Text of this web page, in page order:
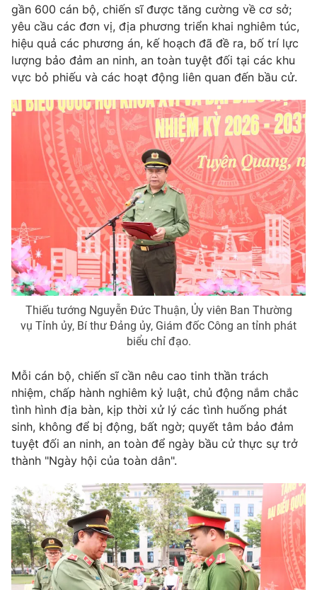
Video Shorts video
VTV Money VTV Thể thao
VTV Sức khoẻ Bất động sản
Thị trường 24h Tấm lòng Việt
Vươn mình bằng AI
VTV9 VTV8
Liên hệ tòa soạn English
Theo dõi báo trên
Cơ quan chủ quản:Đài Truyền hình Việt Nam
Cơ quan báo chí:
Giấy phép hoạt động báo in và báo điện tử số 483/GP-BTTTT
cấp ngày 29/12/2023
Tổng Biên tập:Vũ Thanh Thủy
Phó Tổng Biên tập:Nguyễn Thị Mỹ Hạnh, Phạm Quốc Thắng,
Nguyễn Trọng Ninh
Tổng đài VTV:024.38 355 931 - 024.38 355 932
gần 600 cán bộ, chiến sĩ được tăng cường về cơ sở;
yêu cầu các đơn vị, địa phương triển khai nghiêm túc,
hiệu quả các phương án, kế hoạch đã đề ra, bố trí lực
lượng bảo đảm an ninh, an toàn tuyệt đối tại các khu
vực bỏ phiếu và các hoạt động liên quan đến bầu cử.
Thiếu tướng Nguyễn Đức Thuận, Ủy viên Ban Thường
vụ Tỉnh ủy, Bí thư Đảng ủy, Giám đốc Công an tỉnh phát
biểu chỉ đạo.
Mỗi cán bộ, chiến sĩ cần nêu cao tinh thần trách
nhiệm, chấp hành nghiêm kỷ luật, chủ động nắm chắc
tình hình địa bàn, kịp thời xử lý các tình huống phát
sinh, không để bị động, bất ngờ; quyết tâm bảo đảm
tuyệt đối an ninh, an toàn để ngày bầu cử thực sự trở
thành "Ngày hội của toàn dân".